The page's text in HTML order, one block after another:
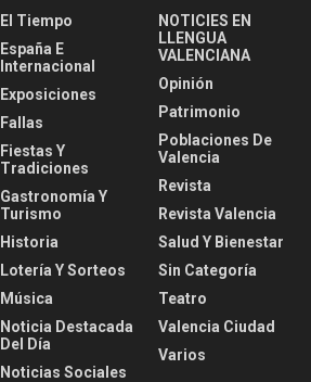
El Tiempo
España E
Internacional
Exposiciones
Fallas
Fiestas Y
Tradiciones
Gastronomía Y
Turismo
Historia
Lotería Y Sorteos
Música
Noticia Destacada
Del Día
Noticias Sociales
NOTICIES EN
LLENGUA
VALENCIANA
Opinión
Patrimonio
Poblaciones De
Valencia
Revista
Revista Valencia
Salud Y Bienestar
Sin Categoría
Teatro
Valencia Ciudad
Varios